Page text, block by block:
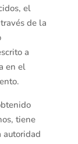
el
de la
a
en el
tiene
autoridad